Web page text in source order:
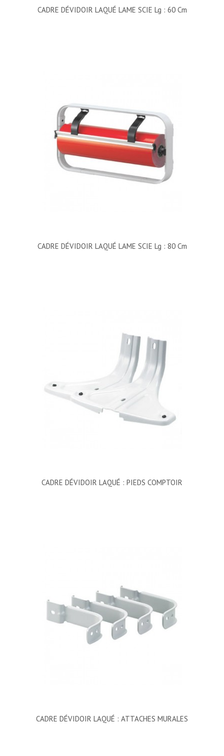
CADRE DÉVIDOIR LAQUÉ LAME SCIE Lg : 60 Cm
CADRE DÉVIDOIR LAQUÉ LAME SCIE Lg : 80 Cm
CADRE DÉVIDOIR LAQUÉ : PIEDS COMPTOIR
CADRE DÉVIDOIR LAQUÉ : ATTACHES MURALES